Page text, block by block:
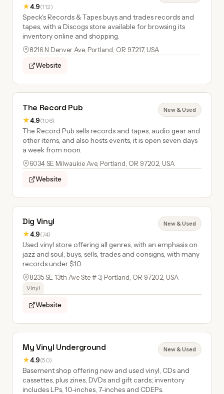
★4.9(112)
Speck's Records & Tapes buys and trades records and
tapes, with a Discogs store available for browsing its
inventory online and shopping.
8216 N Denver Ave, Portland, OR 97217, USA
Website
The Record Pub
★4.9(106)
New & Used
The Record Pub sells records and tapes, audio gear and
other items, and also hosts events; it is open seven days
a week from noon.
6034 SE Milwaukie Ave, Portland, OR 97202, USA
Website
Dig Vinyl
★4.9(74)
New & Used
Used vinyl store offering all genres, with an emphasis on
jazz and soul; buys, sells, trades and consigns, with many
records under $10.
8235 SE 13th Ave Ste # 3, Portland, OR 97202, USA
Vinyl
Website
My Vinyl Underground
★4.9(50)
New & Used
Basement shop offering new and used vinyl, CDs and
cassettes, plus zines, DVDs and gift cards; inventory
includes LPs, 10-inches, 7-inches and CDEPs.